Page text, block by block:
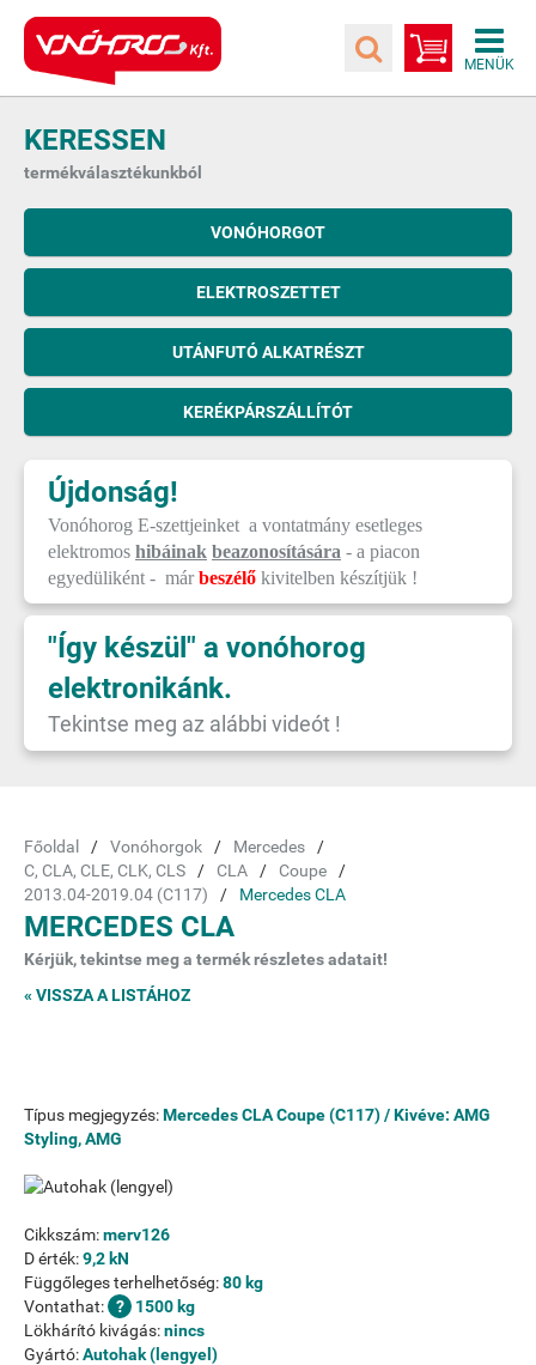
KERESSEN
termékválasztékunkból
VONÓHORGOT
ELEKTROSZETTET
UTÁNFUTÓ ALKATRÉSZT
KERÉKPÁRSZÁLLÍTÓT
Újdonság!
Vonóhorog E-szettjeinket a vontatmány esetleges
elektromos hibáinak beazonosítására - a piacon
egyedüliként - márbeszélő kivitelben készítjük !
"Így készül" a vonóhorog
elektronikánk.
Tekintse meg az alábbi videót !
Főoldal Vonóhorgok
Mercedes
C, CLA, CLE, CLK, CLS
CLA
Coupe
2013.04-2019.04 (C117)
Mercedes CLA
MERCEDES CLA
Kérjük, tekintse meg a termék részletes adatait!
« VISSZA A LISTÁHOZ
Típus megjegyzés:Mercedes CLA Coupe (C117) / Kivéve: AMG
Styling, AMG
Cikkszám:merv126
D érték:9,2 kN
Függőleges terhelhetőség:80 kg
Vontathat:
1500 kg
Lökhárító kivágás:nincs
Gyártó:Autohak (lengyel)